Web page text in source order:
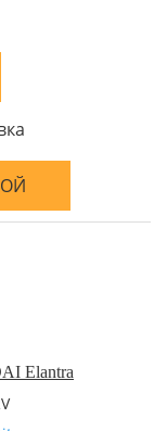
Elantra